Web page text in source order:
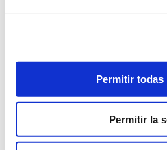
Permitir todas
Permitir la